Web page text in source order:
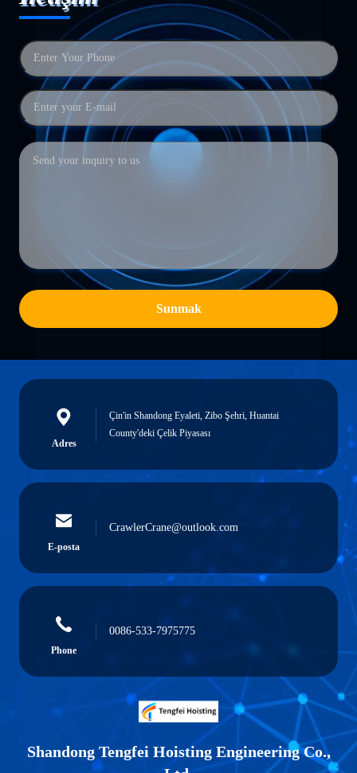
Sunmak
Adres
Çin'in Shandong Eyaleti, Zibo Şehri, Huantai
County'deki Çelik Piyasası
E-posta
CrawlerCrane@outlook.com
Phone
0086-533-7975775
Shandong Tengfei Hoisting Engineering Co.,